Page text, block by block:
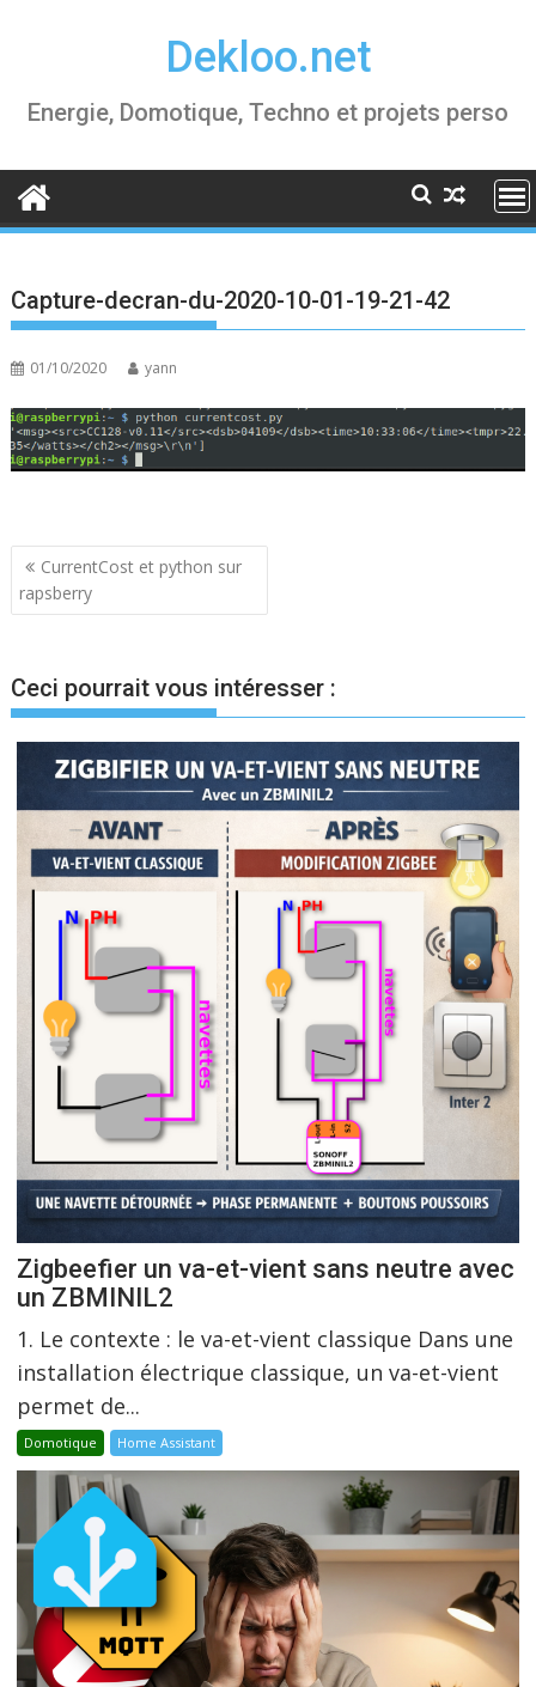
Dekloo.net
Energie, Domotique, Techno et projets perso
Capture-decran-du-2020-10-01-19-21-42
01/10/2020 yann
Navigation
de
CurrentCost et python sur
rapsberry
Ceci pourrait vous intéresser :
Zigbeefier un va-et-vient sans neutre avec
un ZBMINIL2
1. Le contexte : le va-et-vient classique Dans une
installation électrique classique, un va-et-vient
permet de...
Domotique Home Assistant